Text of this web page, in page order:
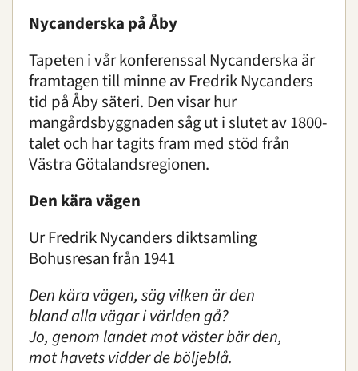
Nycanderska på Åby
Tapeten i vår konferenssal Nycanderska är
framtagen till minne av Fredrik Nycanders
tid på Åby säteri. Den visar hur
mangårdsbyggnaden såg ut i slutet av 1800-
talet och har tagits fram med stöd från
Västra Götalandsregionen.
Den kära vägen
Ur Fredrik Nycanders diktsamling
Bohusresan från 1941
Den kära vägen, säg vilken är den
bland alla vägar i världen gå?
Jo, genom landet mot väster bär den,
mot havets vidder de böljeblå.